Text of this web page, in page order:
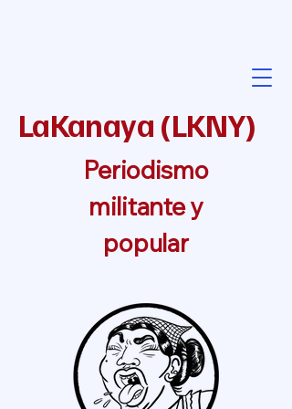
LaKanaya (LKNY)
Periodismo
militante y
popular